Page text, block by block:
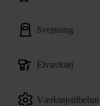
svejsning
elværktøj
værktøjstilbehør